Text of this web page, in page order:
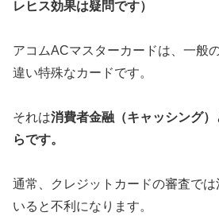
レヒス効果は疑問です）
アコムACマスターカードは、一般
違い特殊なカードです。
それは消費者金融（キャッシング
らです。
通常、クレジットカードの審査で
いると不利になります。